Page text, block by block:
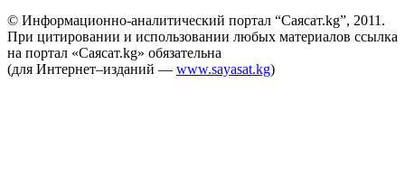
© Информационно-аналитический портал “Саясат.kg”, 2011.
При цитировании и использовании любых материалов ссылка
на портал «Саясат.kg» обязательна
(для Интернет–изданий — www.sayasat.kg)